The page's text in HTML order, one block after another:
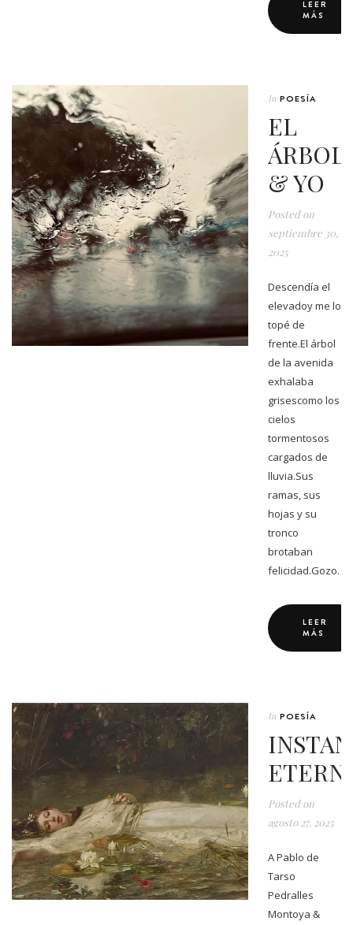
LEER
MÁS
In POESÍA
EL
ÁRBOL
& YO
Posted on
septiembre 30,
2025
Descendía el
elevadoy me lo
topé de
frente.El árbol
de la avenida
exhalaba
grisescomo los
cielos
tormentosos
cargados de
lluvia.Sus
ramas, sus
hojas y su
tronco
brotaban
felicidad.Gozo…
LEER
MÁS
In POESÍA
Posted on
agosto 27, 2025
A Pablo de
Tarso
Pedralles
Montoya &